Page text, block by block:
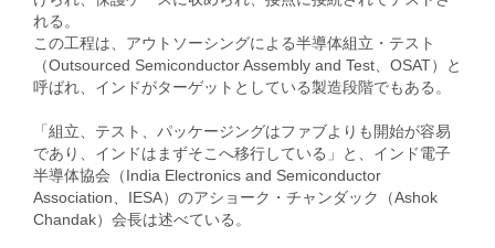
れる。
この工程は、アウトソーシングによる半導体組立・テスト
（Outsourced Semiconductor Assembly and Test、OSAT）と
呼ばれ、インドがターゲットとしている製造段階でもある。
「組立、テスト、パッケージングはファブよりも開始が容易
であり、インドはまずそこへ移行している」と、インド電子
半導体協会（India Electronics and Semiconductor
Association、IESA）のアショーク・チャンダック（Ashok
Chandak）会長は述べている。